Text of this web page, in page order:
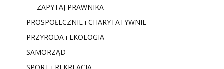
ZAPYTAJ PRAWNIKA
PROSPOŁECZNIE i CHARYTATYWNIE
PRZYRODA i EKOLOGIA
SAMORZĄD
SPORT i REKREACJA